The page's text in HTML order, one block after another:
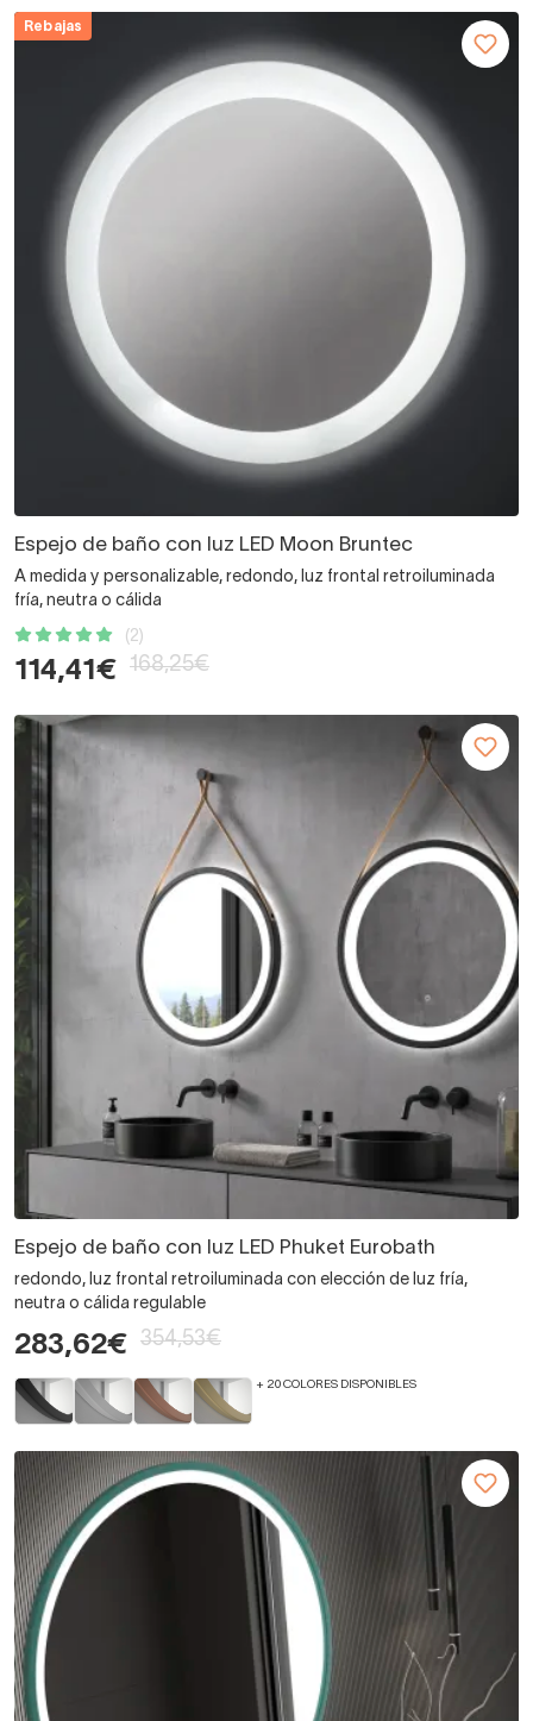
Rebajas
Espejo de baño con luz LED Moon Bruntec
A medida y personalizable, redondo, luz frontal retroiluminada
fría, neutra o cálida
(2)
114,41€ 168,25€
Espejo de baño con luz LED Phuket Eurobath
redondo, luz frontal retroiluminada con elección de luz fría,
neutra o cálida regulable
283,62€ 354,53€
+ 20 COLORES DISPONIBLES